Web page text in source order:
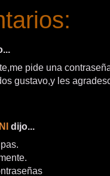
pide una
gustavo,y les
dijo...